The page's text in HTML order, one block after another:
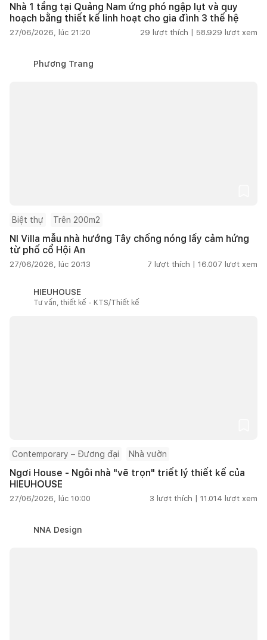
Nhà 1 tầng tại Quảng Nam ứng phó ngập lụt và quy
hoạch bằng thiết kế linh hoạt cho gia đình 3 thế hệ
27/06/2026, lúc 21:20 29 lượt thích | 58.929 lượt xem
Phương Trang
Biệt thự Trên 200m2
NI Villa mẫu nhà hướng Tây chống nóng lấy cảm hứng
từ phố cổ Hội An
27/06/2026, lúc 20:13 7 lượt thích | 16.007 lượt xem
HIEUHOUSE
Tư vấn, thiết kế - KTS/Thiết kế
Contemporary – Đương đại Nhà vườn
Ngơi House - Ngôi nhà "vẽ trọn" triết lý thiết kế của
HIEUHOUSE
27/06/2026, lúc 10:00 3 lượt thích | 11.014 lượt xem
NNA Design